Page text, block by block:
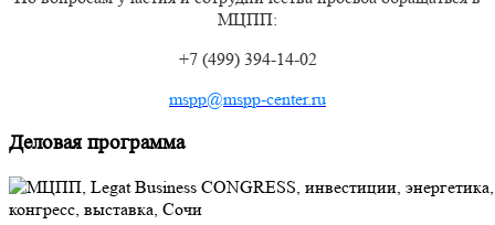
МЦПП:
+7 (499) 394-14-02
mspp@mspp-center.ru
Деловая программа